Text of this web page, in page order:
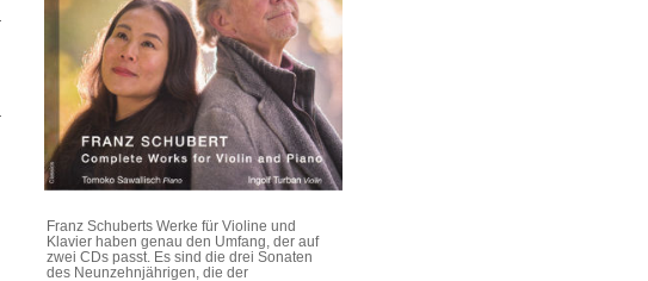
Franz Schuberts Werke für Violine und
Klavier haben genau den Umfang, der auf
zwei CDs passt. Es sind die drei Sonaten
des Neunzehnjährigen, die der